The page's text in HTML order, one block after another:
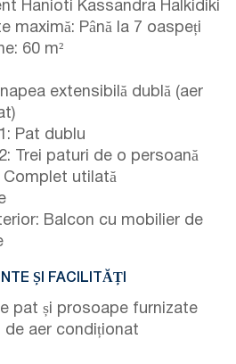
Hanioti Kassandra Halkidiki
maximă: Până la 7 oaspeți
60 m²
extensibilă dublă (aer
Pat dublu
Trei paturi de o persoană
Complet utilată
Balcon cu mobilier de
ȘI FACILITĂȚI
pat și prosoape furnizate
de aer condiționat